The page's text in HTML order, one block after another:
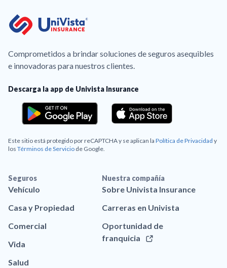
Comprometidos a brindar soluciones de seguros asequibles
e innovadoras para nuestros clientes.
Descarga la app de Univista Insurance
Este sitio está protegido por reCAPTCHA y se aplican la Política de Privacidad y
los Términos de Servicio de Google.
Seguros
Vehículo
Casa y Propiedad
Comercial
Vida
Salud
Nuestra compañía
Sobre Univista Insurance
Carreras en Univista
Oportunidad de
franquicia